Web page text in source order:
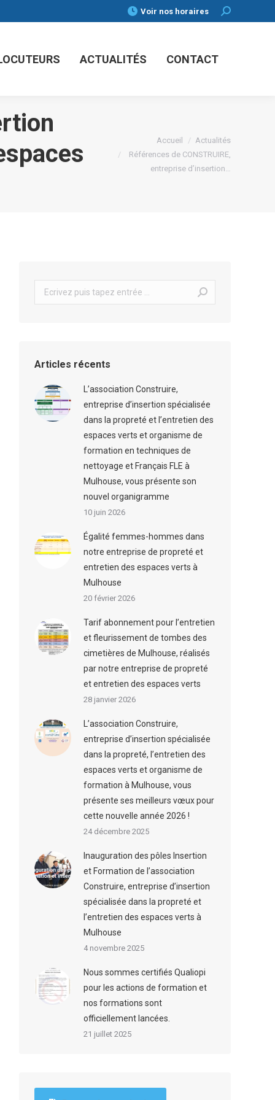
Voir nos horaires Search:
ACTUALITÉS CONTACT
Vous êtes ici :
Accueil
Actualités
Références de CONSTRUIRE,
entreprise d’insertion…
Search:
Articles récents
L’association Construire,
entreprise d’insertion spécialisée
dans la propreté et l’entretien des
espaces verts et organisme de
formation en techniques de
nettoyage et Français FLE à
Mulhouse, vous présente son
nouvel organigramme
10 juin 2026
Égalité femmes-hommes dans
notre entreprise de propreté et
entretien des espaces verts à
Mulhouse
20 février 2026
Tarif abonnement pour l’entretien
et fleurissement de tombes des
cimetières de Mulhouse, réalisés
par notre entreprise de propreté
et entretien des espaces verts
28 janvier 2026
L’association Construire,
entreprise d’insertion spécialisée
dans la propreté, l’entretien des
espaces verts et organisme de
formation à Mulhouse, vous
présente ses meilleurs vœux pour
cette nouvelle année 2026 !
24 décembre 2025
Inauguration des pôles Insertion
et Formation de l’association
Construire, entreprise d’insertion
spécialisée dans la propreté et
l’entretien des espaces verts à
Mulhouse
4 novembre 2025
Nous sommes certifiés Qualiopi
pour les actions de formation et
nos formations sont
officiellement lancées.
21 juillet 2025